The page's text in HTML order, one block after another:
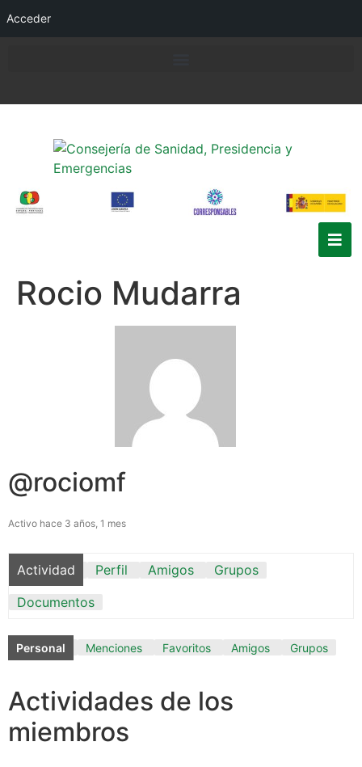
Acceder
Rocio Mudarra
@rociomf
Activo hace 3 años, 1 mes
Actividad Perfil Amigos
Grupos
Documentos
Personal Menciones Favoritos Amigos Grupos
Actividades de los
miembros